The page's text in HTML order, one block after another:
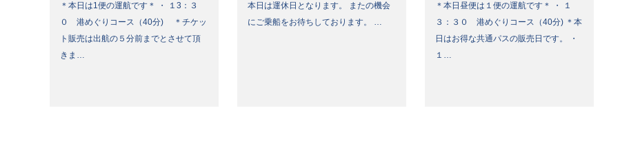
＊本日は1便の運航です＊ ・ １3：３
０ 港めぐりコース（40分) ＊チケッ
ト販売は出航の５分前までとさせて頂
きま…
本日は運休日となります。 またの機会
にご乗船をお待ちしております。 …
＊本日昼便は１便の運航です＊ ・ １
３：３０ 港めぐりコース（40分) ＊本
日はお得な共通パスの販売日です。 ・
１…